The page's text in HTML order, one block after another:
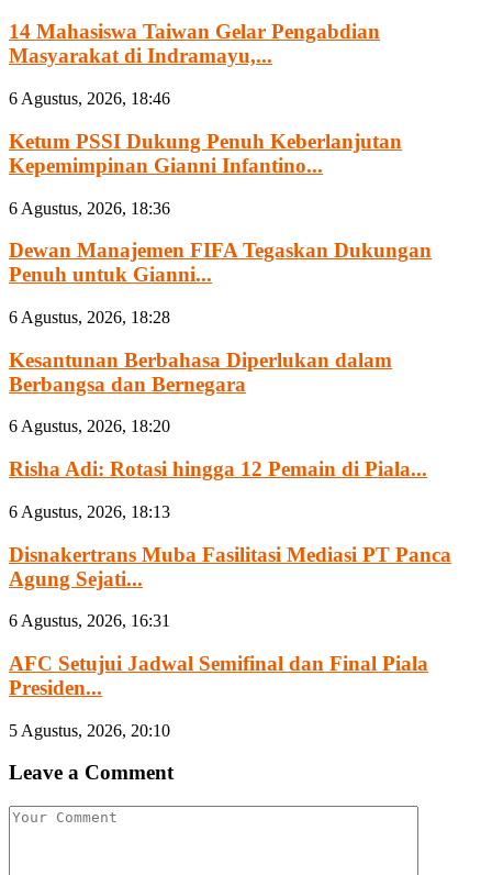
14 Mahasiswa Taiwan Gelar Pengabdian
Masyarakat di Indramayu,...
6 Agustus, 2026, 18:46
Ketum PSSI Dukung Penuh Keberlanjutan
Kepemimpinan Gianni Infantino...
6 Agustus, 2026, 18:36
Dewan Manajemen FIFA Tegaskan Dukungan
Penuh untuk Gianni...
6 Agustus, 2026, 18:28
Kesantunan Berbahasa Diperlukan dalam
Berbangsa dan Bernegara
6 Agustus, 2026, 18:20
Risha Adi: Rotasi hingga 12 Pemain di Piala...
6 Agustus, 2026, 18:13
Disnakertrans Muba Fasilitasi Mediasi PT Panca
Agung Sejati...
6 Agustus, 2026, 16:31
AFC Setujui Jadwal Semifinal dan Final Piala
Presiden...
5 Agustus, 2026, 20:10
Leave a Comment